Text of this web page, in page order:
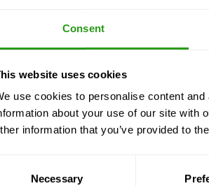
Consent
website uses cookies
use cookies to personalise content
about your use of our site with
information that you’ve provided to
Necessary
impedir viajar a una instalación
de la planificación de la
bastante antelación a la fecha de
ellos los que imparten
profesionales.
en alta mar acreditados cerca
acreditados para el sector offshore a
elegir un proveedor, compruebe
los certificados serán aceptados por